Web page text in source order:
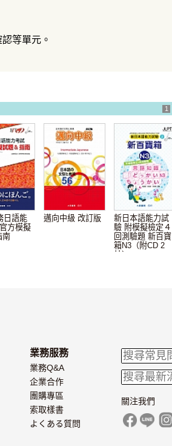
等單元。
1
日語能
方模擬
南
邁向中級 改訂版
新日本語能力試
驗 附模擬檢定４
回測驗題 新百寶
箱N3（附CD 2
片）
業務服務
業務Q&A
企業合作
團購專區
索取樣書
よくある質問
關注我們